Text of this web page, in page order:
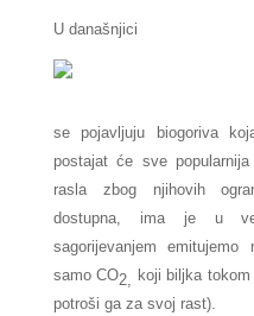
U današnjici
se pojavljuju biogoriva
postajat će sve
rasla zbog njihovih
dostupna, ima je u
sagorijevanjem emitujemo
samo CO2, koji biljka
potroši ga za svoj rast).